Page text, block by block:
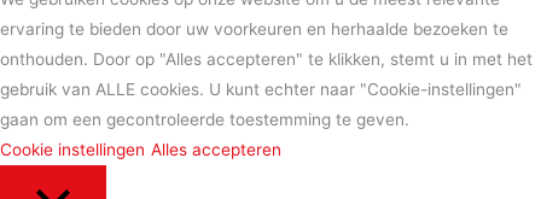
ervaring te bieden door uw voorkeuren en herhaalde bezoeken te
onthouden. Door op "Alles accepteren" te klikken, stemt u in met het
gebruik van ALLE cookies. U kunt echter naar "Cookie-instellingen"
gaan om een ​​gecontroleerde toestemming te geven.
Cookie instellingen Alles accepteren